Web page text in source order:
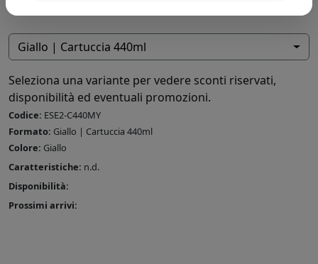
Giallo | Cartuccia 440ml
Seleziona una variante per vedere sconti riservati,
disponibilità ed eventuali promozioni.
Codice: ESE2-C440MY
Formato: Giallo | Cartuccia 440ml
Colore: Giallo
Caratteristiche: n.d.
Disponibilità:
Prossimi arrivi: